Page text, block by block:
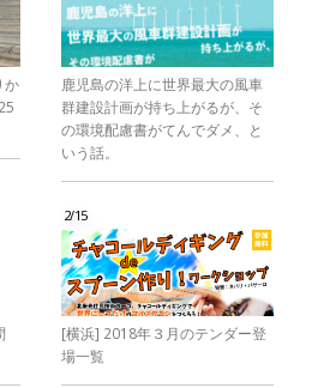
か
鹿児島の洋上に世界最大の風車
群建設計画が持ち上がるが、そ
の環境配慮書がてんでダメ、と
いう話。
2/15
[横浜] 2018年３月のテンダー登
場一覧